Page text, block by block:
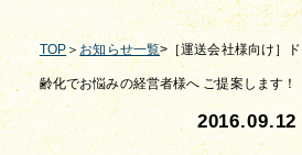
TOP ＞ お知らせ一覧>［運送会社様向け］
齢化でお悩みの経営者様へ ご提案します！
2016.09.12